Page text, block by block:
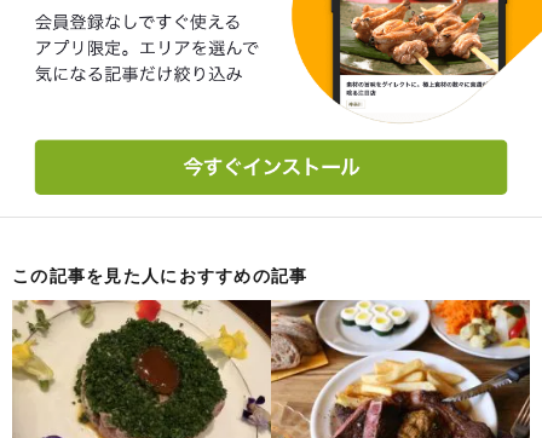
この記事を見た人におすすめの記事